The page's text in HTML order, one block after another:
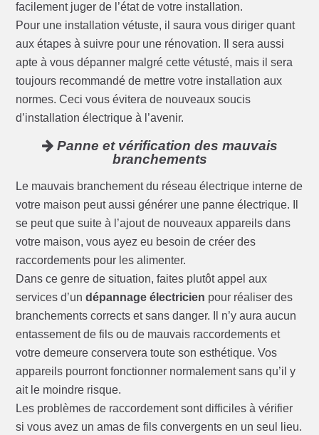
facilement juger de l’état de votre installation.
Pour une installation vétuste, il saura vous diriger quant
aux étapes à suivre pour une rénovation. Il sera aussi
apte à vous dépanner malgré cette vétusté, mais il sera
toujours recommandé de mettre votre installation aux
normes. Ceci vous évitera de nouveaux soucis
d’installation électrique à l’avenir.
Panne et vérification des mauvais
branchements
Le mauvais branchement du réseau électrique interne de
votre maison peut aussi générer une panne électrique. Il
se peut que suite à l’ajout de nouveaux appareils dans
votre maison, vous ayez eu besoin de créer des
raccordements pour les alimenter.
Dans ce genre de situation, faites plutôt appel aux
services d’undépannage électricien pour réaliser des
branchements corrects et sans danger. Il n’y aura aucun
entassement de fils ou de mauvais raccordements et
votre demeure conservera toute son esthétique. Vos
appareils pourront fonctionner normalement sans qu’il y
ait le moindre risque.
Les problèmes de raccordement sont difficiles à vérifier
si vous avez un amas de fils convergents en un seul lieu.